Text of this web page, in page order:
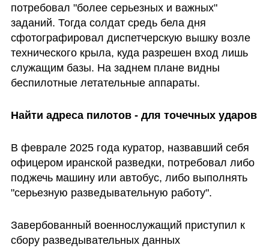
потребовал "более серьезных и важных"
заданий. Тогда солдат средь бела дня
сфотографировал диспетчерскую вышку возле
технического крыла, куда разрешен вход лишь
служащим базы. На заднем плане видны
беспилотные летательные аппараты.
Найти адреса пилотов - для точечных ударов
В феврале 2025 года куратор, назвавший себя
офицером иранской разведки, потребовал либо
поджечь машину или автобус, либо выполнять
"серьезную разведывательную работу".
Завербованный военнослужащий приступил к
сбору разведывательных данных